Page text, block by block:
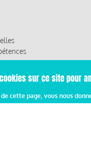
de la performance
sur ce site pour
cette page, vous nous